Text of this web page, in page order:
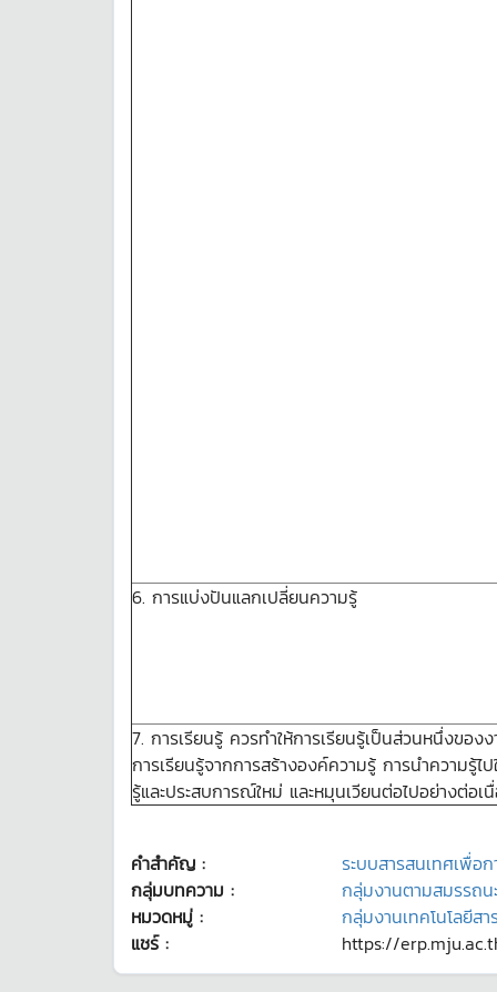
6. การแบ่งปันแลกเปลี่ยนความรู้
7. การเรียนรู้ ควรทำให้การเรียนรู้เป็นส่วนหนึ่งของ
การเรียนรู้จากการสร้างองค์ความรู้ การนำความรู้ไป
รู้และประสบการณ์ใหม่ และหมุนเวียนต่อไปอย่างต่อเ
คำสำคัญ :
ระบบสารสนเทศเพื่อ
กลุ่มบทความ :
กลุ่มงานตามสมรรถน
หมวดหมู่ :
กลุ่มงานเทคโนโลยีส
แชร์ :
https://